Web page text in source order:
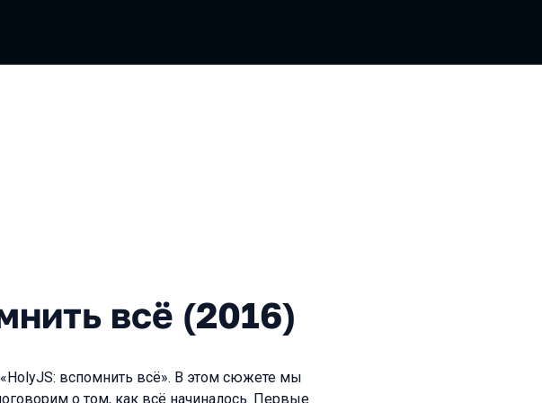
всё (2016)
вспомнить всё». В этом сюжете мы
о том, как всё начиналось. Первые